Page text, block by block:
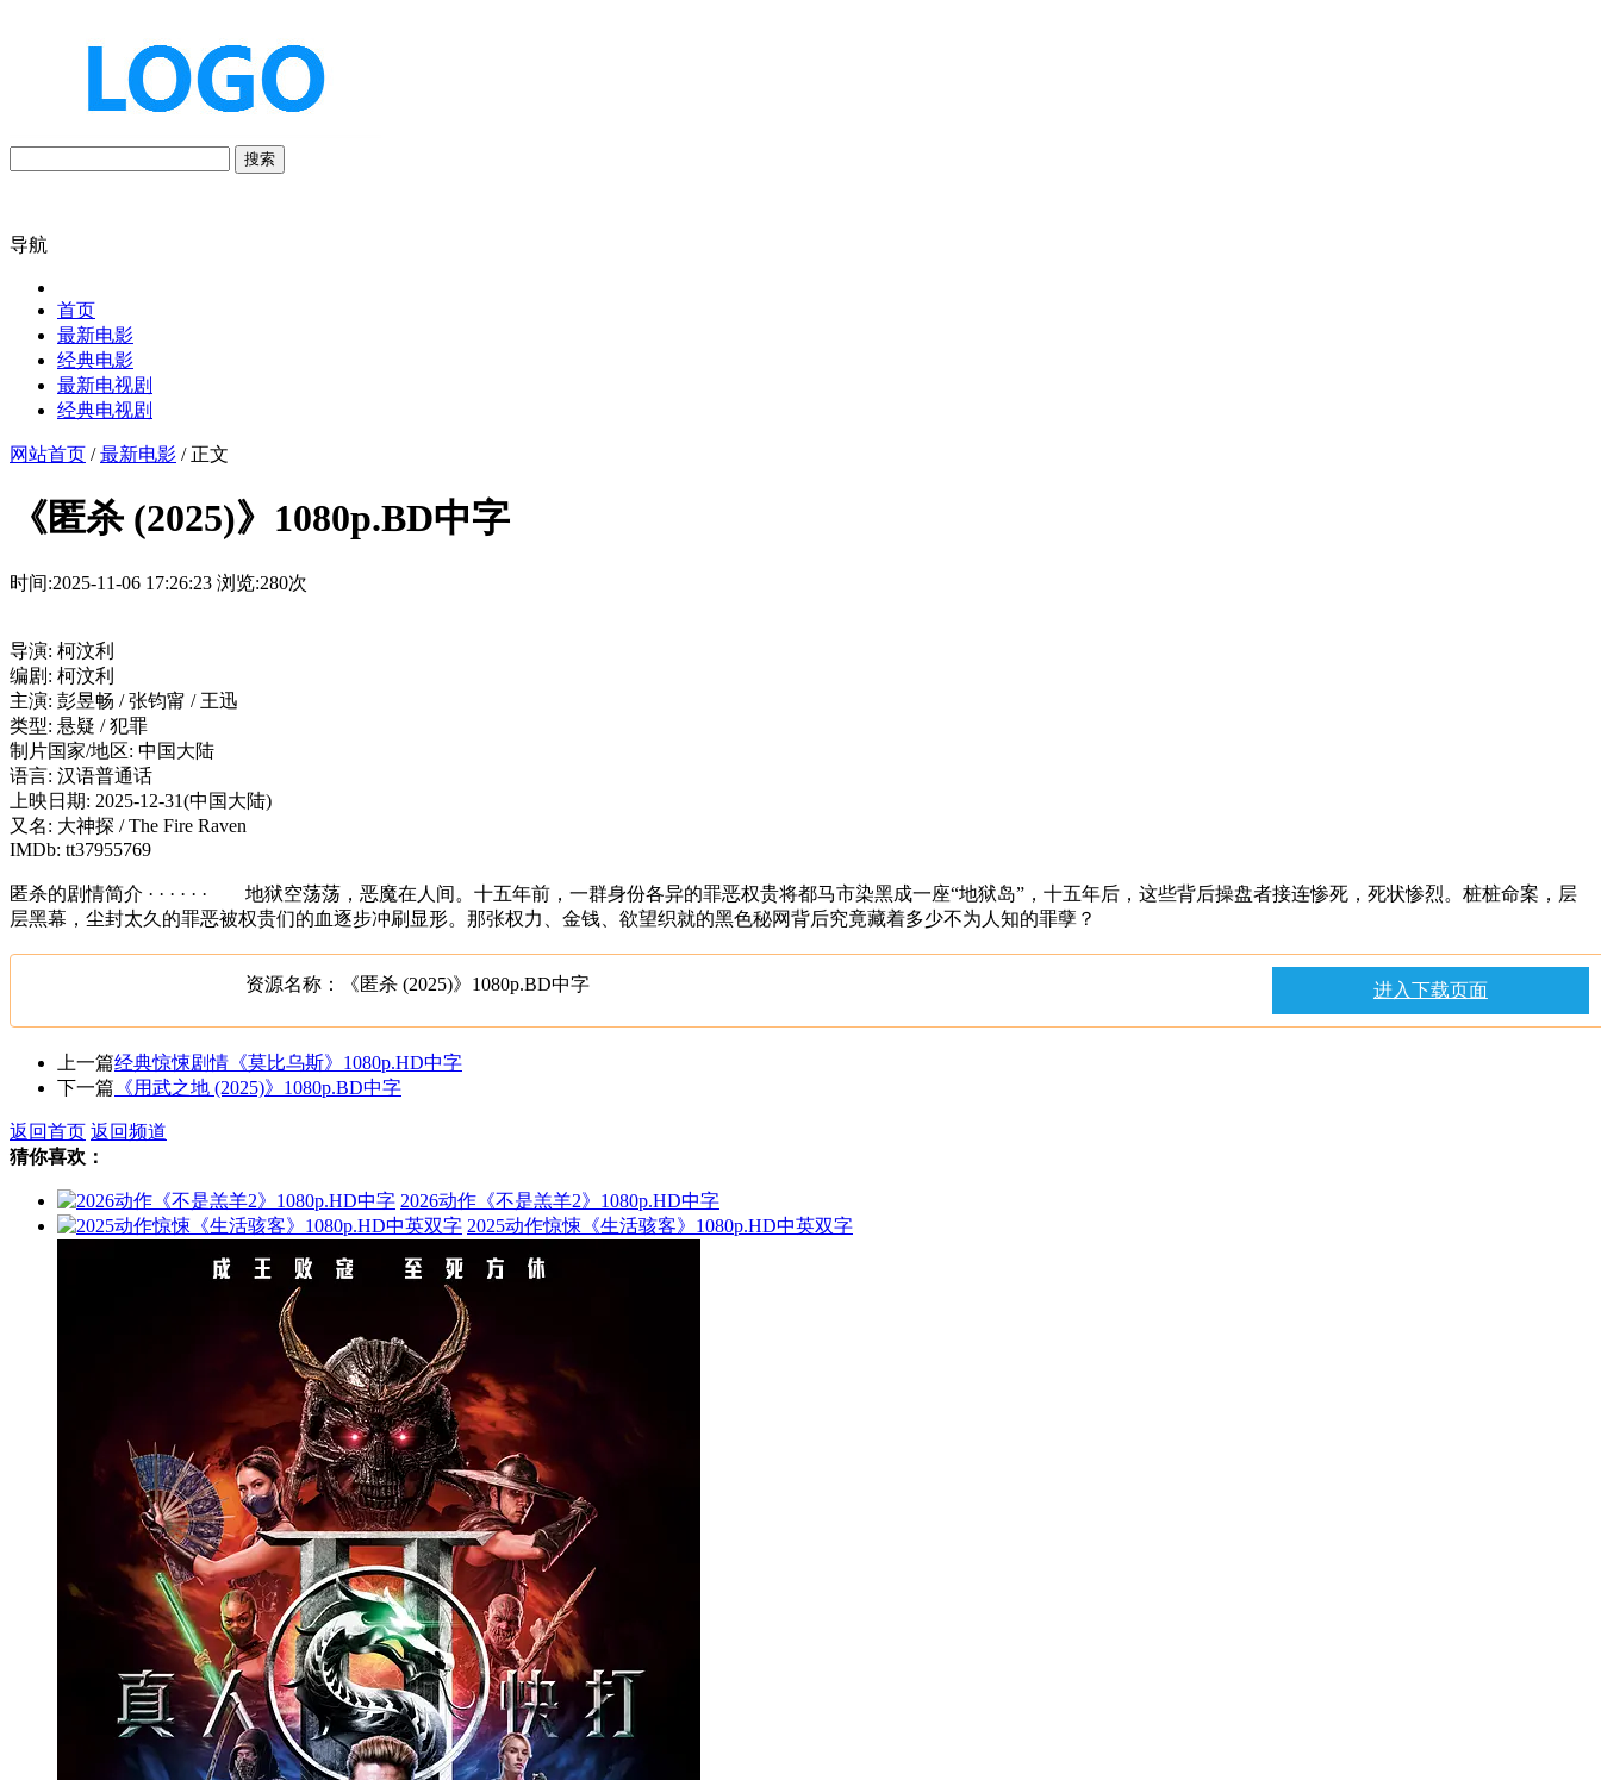
搜索
导航
首页
最新电影
经典电影
最新电视剧
经典电视剧
网站首页 /最新电影 / 正文
《匿杀 (2025)》1080p.BD中字
时间:2025-11-06 17:26:23 浏览:280次
导演: 柯汶利
编剧: 柯汶利
主演: 彭昱畅 / 张钧甯 / 王迅
类型: 悬疑 / 犯罪
制片国家/地区: 中国大陆
语言: 汉语普通话
上映日期: 2025-12-31(中国大陆)
又名: 大神探 / The Fire Raven
IMDb: tt37955769
匿杀的剧情简介 · · · · · · 地狱空荡荡，恶魔在人间。十五年前，一群身份各异的罪恶权贵将都马市染黑成一座“地狱岛”，十五年后，这些背后操盘者接连惨死，死状惨烈。桩桩命案，层
层黑幕，尘封太久的罪恶被权贵们的血逐步冲刷显形。那张权力、金钱、欲望织就的黑色秘网背后究竟藏着多少不为人知的罪孽？
资源名称：《匿杀 (2025)》1080p.BD中字 进入下载页面
上一篇经典惊悚剧情《莫比乌斯》1080p.HD中字
下一篇 《用武之地 (2025)》1080p.BD中字
返回首页 返回频道
猜你喜欢：
2026动作《不是羔羊2》1080p.HD中字
2025动作惊悚《生活骇客》1080p.HD中英双字